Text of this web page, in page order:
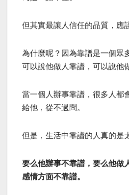
但其實最讓人信任的品質，應
為什麼呢？因為靠譜是一個眾
可以說他做人靠譜，可以說他
當一個人辦事靠譜，很多人都
給他，從不過問。
但是，生活中靠譜的人真的是
要么他辦事不靠譜，要么他做
感情方面不靠譜。